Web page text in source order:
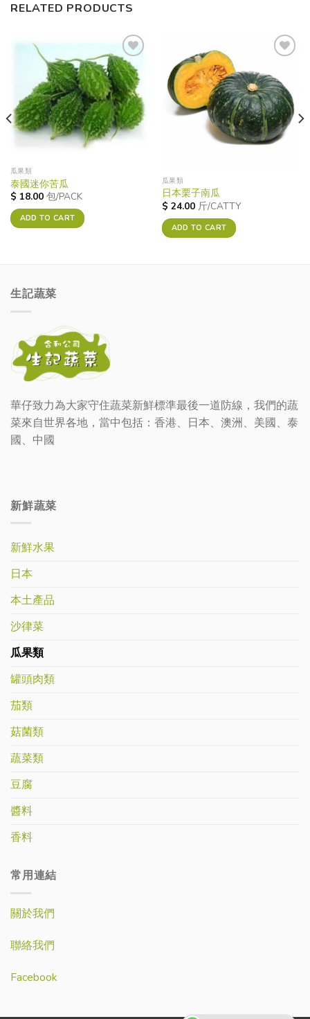
RELATED PRODUCTS
Add to
wishlist
瓜果類
泰國迷你苦瓜
$ 18.00 包/PACK
ADD TO CART
wishlist
瓜果類
日本栗子南瓜
$ 24.00 斤/CATTY
ADD TO CART
生記蔬菜
華仔致力為大家守住蔬菜新鮮標準最後一道防線，我們的蔬
菜來自世界各地，當中包括：香港、日本、澳洲、美國、泰
國、中國
新鮮蔬菜
新鮮水果
日本
本土產品
沙律菜
瓜果類
罐頭肉類
茄類
菇菌類
蔬菜類
豆腐
醬料
香料
常用連結
關於我們
聯絡我們
Facebook